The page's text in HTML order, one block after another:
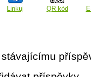
Linkuj QR kód